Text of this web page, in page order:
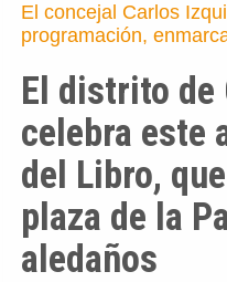
El concejal Carlos
programación,
El distrito de
celebra este
del Libro,
plaza de la
aledaños